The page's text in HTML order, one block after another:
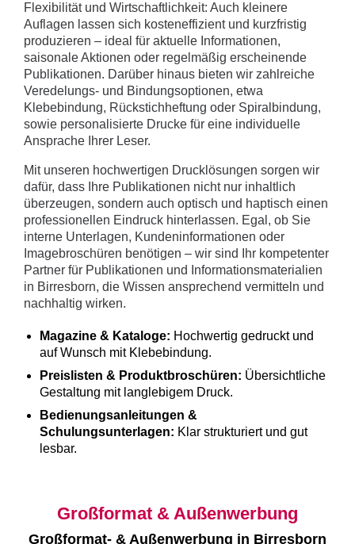
Flexibilität und Wirtschaftlichkeit: Auch kleinere
Auflagen lassen sich kosteneffizient und kurzfristig
produzieren – ideal für aktuelle Informationen,
saisonale Aktionen oder regelmäßig erscheinende
Publikationen. Darüber hinaus bieten wir zahlreiche
Veredelungs- und Bindungsoptionen, etwa
Klebebindung, Rückstichheftung oder Spiralbindung,
sowie personalisierte Drucke für eine individuelle
Ansprache Ihrer Leser.
Mit unseren hochwertigen Drucklösungen sorgen wir
dafür, dass Ihre Publikationen nicht nur inhaltlich
überzeugen, sondern auch optisch und haptisch einen
professionellen Eindruck hinterlassen. Egal, ob Sie
interne Unterlagen, Kundeninformationen oder
Imagebroschüren benötigen – wir sind Ihr kompetenter
Partner für Publikationen und Informationsmaterialien
in Birresborn, die Wissen ansprechend vermitteln und
nachhaltig wirken.
Magazine & Kataloge: Hochwertig gedruckt und
auf Wunsch mit Klebebindung.
Preislisten & Produktbroschüren: Übersichtliche
Gestaltung mit langlebigem Druck.
Bedienungsanleitungen &
Schulungsunterlagen: Klar strukturiert und gut
lesbar.
Großformat & Außenwerbung
Großformat- & Außenwerbung in Birresborn